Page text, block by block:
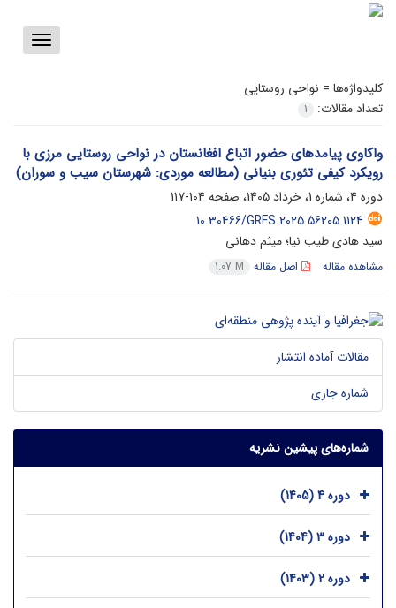
Toggle
کلیدواژه‌ها = نواحی روستایی
تعداد مقالات:
1
واکاوی پیامدهای حضور اتباع افغانستان در نواحی روستایی مرزی با
رویکرد کیفی تئوری بنیانی (مطالعه موردی: شهرستان سیب و سوران)
دوره 4، شماره 1، خرداد 1405، صفحه
104-117
10.30466/GRFS.2025.56205.1124
سید هادی طیب نیا؛ میثم دهانی
مشاهده مقاله اصل مقاله 1.07 M
مقالات آماده انتشار
شماره جاری
شماره‌های پیشین نشریه
دوره 4 (1405)
دوره 3 (1404)
دوره 2 (1403)